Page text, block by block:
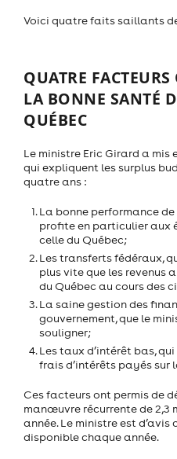
Voici quatre faits saillants
QUATRE
LA BONNE SANTÉ
QUÉBEC
Le ministre Eric Girard a
qui expliquent les surplus
quatre ans :
La bonne performance
profite en particulier aux
celle du Québec;
Les transferts fédéraux,
plus vite que les revenus
du Québec au cours des
La saine gestion des
gouvernement, que le
souligner;
Les taux d’intérêt bas,
frais d’intérêts payés sur
Ces facteurs ont permis de
manœuvre récurrente de
année. Le ministre est
disponible chaque année.